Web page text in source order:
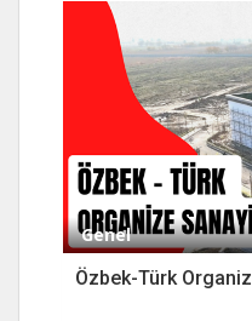
Genel
Özbek-Türk